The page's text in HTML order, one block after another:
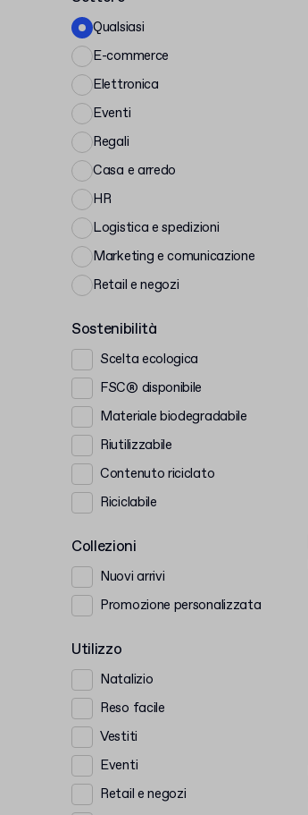
Qualsiasi
E-commerce
Elettronica
Eventi
Regali
Casa e arredo
HR
Logistica e spedizioni
Marketing e comunicazione
Retail e negozi
Sostenibilità
Scelta ecologica
FSC® disponibile
Materiale biodegradabile
Riutilizzabile
Contenuto riciclato
Riciclabile
Collezioni
Nuovi arrivi
Promozione personalizzata
Utilizzo
Natalizio
Reso facile
Vestiti
Eventi
Retail e negozi